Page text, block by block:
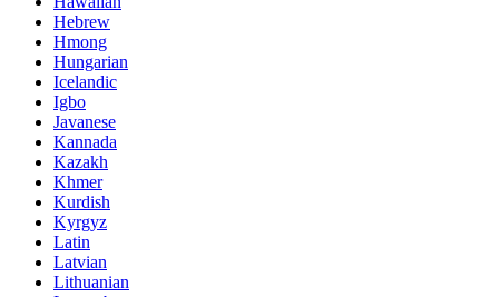
Hebrew
Hmong
Hungarian
Icelandic
Igbo
Javanese
Kannada
Kazakh
Khmer
Kurdish
Kyrgyz
Latin
Latvian
Lithuanian